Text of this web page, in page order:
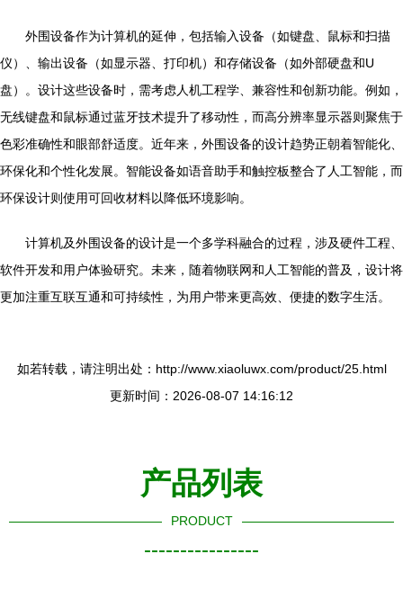
外围设备作为计算机的延伸，包括输入设备（如键盘、鼠标和扫描
仪）、输出设备（如显示器、打印机）和存储设备（如外部硬盘和U
盘）。设计这些设备时，需考虑人机工程学、兼容性和创新功能。例如，
无线键盘和鼠标通过蓝牙技术提升了移动性，而高分辨率显示器则聚焦于
色彩准确性和眼部舒适度。近年来，外围设备的设计趋势正朝着智能化、
环保化和个性化发展。智能设备如语音助手和触控板整合了人工智能，而
环保设计则使用可回收材料以降低环境影响。
计算机及外围设备的设计是一个多学科融合的过程，涉及硬件工程、
软件开发和用户体验研究。未来，随着物联网和人工智能的普及，设计将
更加注重互联互通和可持续性，为用户带来更高效、便捷的数字生活。
如若转载，请注明出处：http://www.xiaoluwx.com/product/25.html
更新时间：2026-08-07 14:16:12
产品列表
PRODUCT
----------------